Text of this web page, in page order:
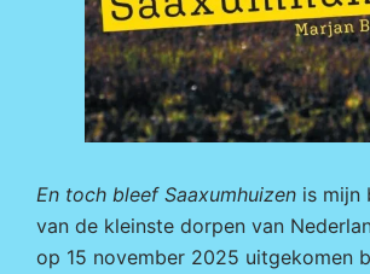
En toch bleef Saaxumhuizen is mijn
van de kleinste dorpen van
op 15 november 2025 uitgekomen